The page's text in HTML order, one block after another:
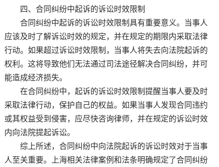
四、合同纠纷中起诉的诉讼时效限制
合同纠纷中起诉的诉讼时效限制具有重要意义。当事人
应该及时了解诉讼时效的规定，并在规定的期限内采取法律
行动。如果超过诉讼时效限制，当事人将失去向法院起诉的
权利。这将导致他们无法通过司法途径解决合同纠纷，并可
能造成经济损失。
在合同纠纷中，起诉的诉讼时效限制提醒当事人要及时
采取法律行动，保护自己的权益。如果当事人发现合同违约
或其权益受到侵害，应尽快咨询律师，并在规定的诉讼时效
内向法院提起诉讼。
综上所述，合同纠纷中向法院起诉的诉讼时效对于当事
人至关重要。上海相关法律案例和法条明确规定了合同纠纷